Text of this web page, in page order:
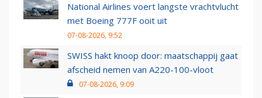
National Airlines voert langste vrachtvlucht
met Boeing 777F ooit uit
07-08-2026, 9:52
SWISS hakt knoop door: maatschappij gaat
afscheid nemen van A220-100-vloot
07-08-2026, 9:09